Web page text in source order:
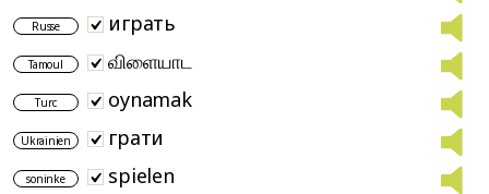
Russe играть
Tamoul விளையாட
Turc oynamak
Ukrainien грати
soninke spielen